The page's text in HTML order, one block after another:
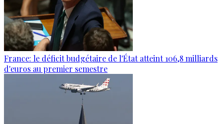
France: le déficit budgétaire de l'État atteint 106,8 milliards
d'euros au premier semestre